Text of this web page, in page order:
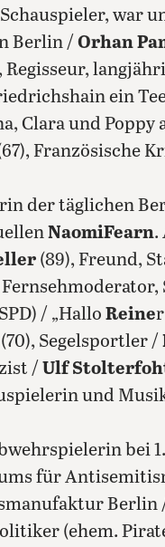
war
Berlin / Orhan
Regisseur,
ein
Clara und Poppy
Französische
der täglichen
NaomiFearn.
(89), Freund,
/ „Hallo Reine
(70), Segelsportler /
/ Ulf
und
bei
für
Berlin
(ehem.